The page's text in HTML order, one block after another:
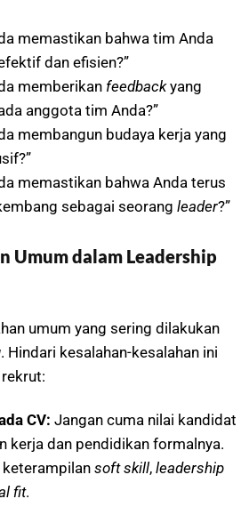
memastikan bahwa tim Anda
dan efisien?”
memberikan feedbackyang
anggota tim Anda?”
membangun budaya kerja yang
memastikan bahwa Anda terus
sebagai seorang leader?”
Umum dalam Leadership
umum yang sering dilakukan
. Hindari kesalahan-kesalahan ini
CV: Jangan cuma nilai kandidat
kerja dan pendidikan formalnya.
soft skill, leadership
fit.